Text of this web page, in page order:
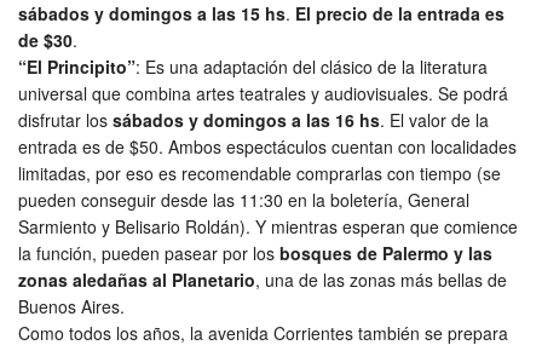
sábados y domingos a las 15 hs. El precio de la entrada es
de $30.
“El Principito”: Es una adaptación del clásico de la literatura
universal que combina artes teatrales y audiovisuales. Se podrá
disfrutar los sábados y domingos a las 16 hs. El valor de la
entrada es de $50. Ambos espectáculos cuentan con localidades
limitadas, por eso es recomendable comprarlas con tiempo (se
pueden conseguir desde las 11:30 en la boletería, General
Sarmiento y Belisario Roldán). Y mientras esperan que comience
la función, pueden pasear por los bosques de Palermo y las
zonas aledañas al Planetario, una de las zonas más bellas de
Buenos Aires.
Como todos los años, la avenida Corrientes también se prepara